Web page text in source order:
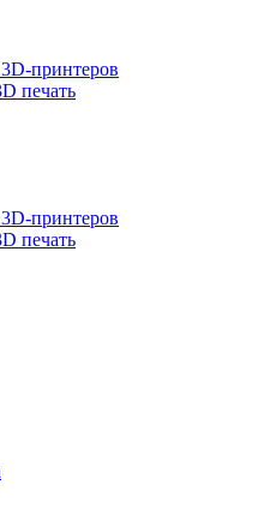
принтеров
печать
принтеров
печать